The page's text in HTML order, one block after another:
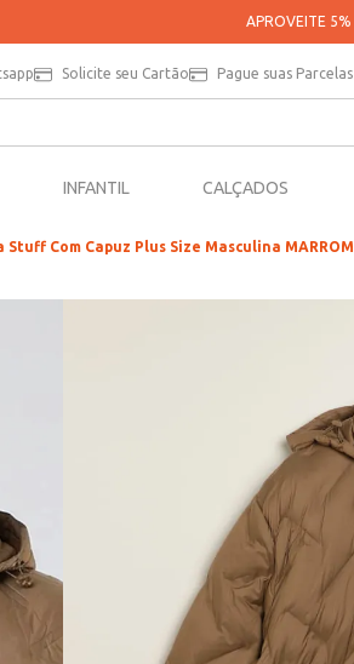
PARCELE SUAS COMPRAS
Solicite seu Cartão Pague suas Parcelas
INFANTIL CALÇADOS
Com Capuz Plus Size Masculina MARROM